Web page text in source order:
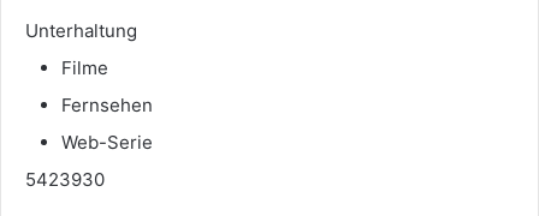
Unterhaltung
Filme
Fernsehen
Web-Serie
5423930